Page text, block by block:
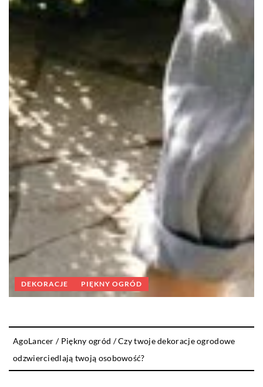
DEKORACJE PIĘKNY OGRÓD
AgoLancer / Piękny ogród /Czy twoje dekoracje ogrodowe
odzwierciedlają twoją osobowość?